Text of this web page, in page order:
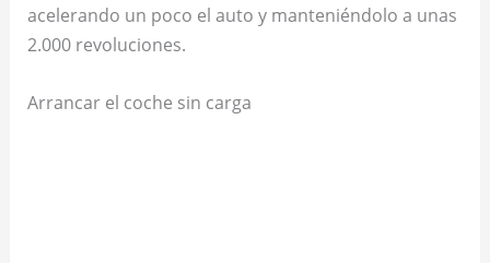
acelerando un poco el auto y manteniéndolo a unas
2.000 revoluciones.
Arrancar el coche sin carga